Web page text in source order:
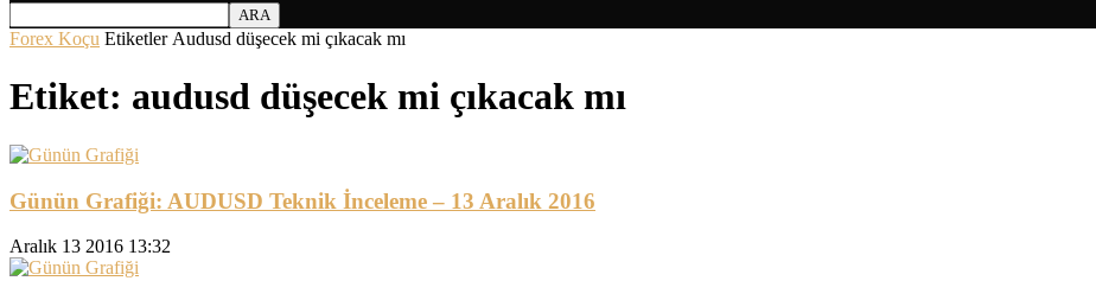
Forex Koçu Etiketler Audusd düşecek mi çıkacak mı
Etiket: audusd düşecek mi çıkacak mı
Günün Grafiği: AUDUSD Teknik İnceleme – 13 Aralık 2016
Aralık 13 2016 13:32